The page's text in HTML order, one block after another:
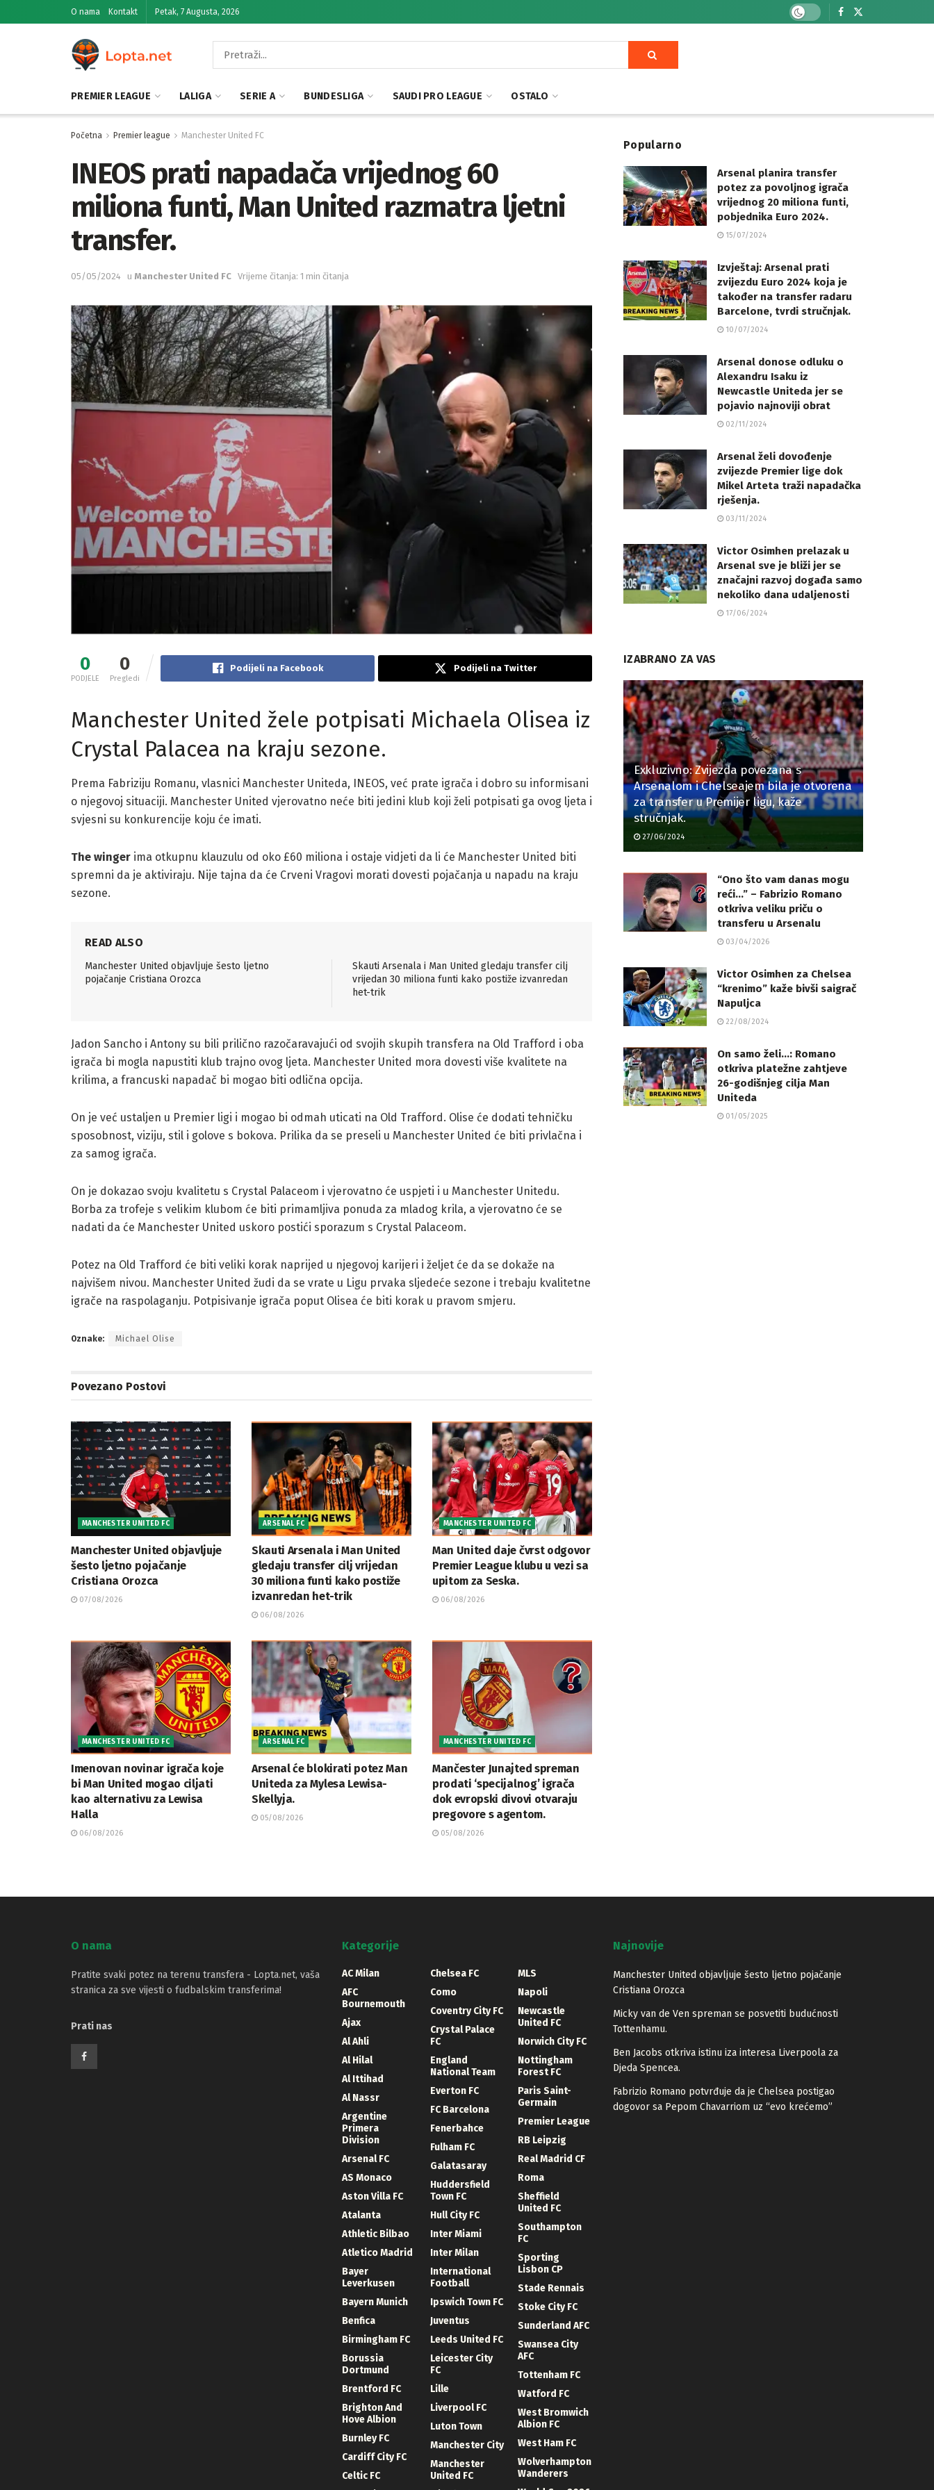
O nama Kontakt Petak, 7 Augusta, 2026
PREMIER LEAGUE LALIGA SERIE A BUNDESLIGA SAUDI PRO LEAGUE OSTALO
Početna Premier league Manchester United FC
INEOS prati napadača vrijednog 60
miliona funti, Man United razmatra ljetni
transfer.
05/05/2024 u Manchester United FC Vrijeme čitanja: 1 min čitanja
0
PODJELE
0
Pregledi
Podijeli na Facebook Podijeli na Twitter
Manchester United žele potpisati Michaela Olisea iz
Crystal Palacea na kraju sezone.
Prema Fabriziju Romanu, vlasnici Manchester Uniteda, INEOS, već prate igrača i dobro su informisani
o njegovoj situaciji. Manchester United vjerovatno neće biti jedini klub koji želi potpisati ga ovog ljeta i
svjesni su konkurencije koju će imati.
The winger ima otkupnu klauzulu od oko £60 miliona i ostaje vidjeti da li će Manchester United biti
spremni da je aktiviraju. Nije tajna da će Crveni Vragovi morati dovesti pojačanja u napadu na kraju
sezone.
READ ALSO
Manchester United objavljuje šesto ljetno
pojačanje Cristiana Orozca
Skauti Arsenala i Man United gledaju transfer cilj
vrijedan 30 miliona funti kako postiže izvanredan
het-trik
Jadon Sancho i Antony su bili prilično razočaravajući od svojih skupih transfera na Old Trafford i oba
igrača bi mogla napustiti klub trajno ovog ljeta. Manchester United mora dovesti više kvalitete na
krilima, a francuski napadač bi mogao biti odlična opcija.
On je već ustaljen u Premier ligi i mogao bi odmah uticati na Old Trafford. Olise će dodati tehničku
sposobnost, viziju, stil i golove s bokova. Prilika da se preseli u Manchester United će biti privlačna i
za samog igrača.
On je dokazao svoju kvalitetu s Crystal Palaceom i vjerovatno će uspjeti i u Manchester Unitedu.
Borba za trofeje s velikim klubom će biti primamljiva ponuda za mladog krila, a vjerovatno će se
nadati da će Manchester United uskoro postići sporazum s Crystal Palaceom.
Potez na Old Trafford će biti veliki korak naprijed u njegovoj karijeri i željet će da se dokaže na
najvišem nivou. Manchester United žudi da se vrate u Ligu prvaka sljedeće sezone i trebaju kvalitetne
igrače na raspolaganju. Potpisivanje igrača poput Olisea će biti korak u pravom smjeru.
Oznake: Michael Olise
Povezano Postovi
MANCHESTER UNITED FC
Manchester United objavljuje
šesto ljetno pojačanje
Cristiana Orozca
07/08/2026
ARSENAL FC
Skauti Arsenala i Man United
gledaju transfer cilj vrijedan
30 miliona funti kako postiže
izvanredan het-trik
06/08/2026
MANCHESTER UNITED FC
Man United daje čvrst odgovor
Premier League klubu u vezi sa
upitom za Seska.
06/08/2026
MANCHESTER UNITED FC
Imenovan novinar igrača koje
bi Man United mogao ciljati
kao alternativu za Lewisa
Halla
06/08/2026
ARSENAL FC
Arsenal će blokirati potez Man
Uniteda za Mylesa Lewisa-
Skellyja.
05/08/2026
MANCHESTER UNITED FC
Mančester Junajted spreman
prodati ‘specijalnog’ igrača
dok evropski divovi otvaraju
pregovore s agentom.
05/08/2026
Popularno
Arsenal planira transfer
potez za povoljnog igrača
vrijednog 20 miliona funti,
pobjednika Euro 2024.
15/07/2024
Izvještaj: Arsenal prati
zvijezdu Euro 2024 koja je
također na transfer radaru
Barcelone, tvrdi stručnjak.
10/07/2024
Arsenal donose odluku o
Alexandru Isaku iz
Newcastle Uniteda jer se
pojavio najnoviji obrat
02/11/2024
Arsenal želi dovođenje
zvijezde Premier lige dok
Mikel Arteta traži napadačka
rješenja.
03/11/2024
Victor Osimhen prelazak u
Arsenal sve je bliži jer se
značajni razvoj događa samo
nekoliko dana udaljenosti
17/06/2024
IZABRANO ZA VAS
Exkluzivno: Zvijezda povezana s
Arsenalom i Chelseajem bila je otvorena
za transfer u Premijer ligu, kaže
stručnjak.
27/06/2024
“Ono što vam danas mogu
reći…” – Fabrizio Romano
otkriva veliku priču o
transferu u Arsenalu
03/04/2026
Victor Osimhen za Chelsea
“krenimo” kaže bivši saigrač
Napuljca
22/08/2024
On samo želi…: Romano
otkriva platežne zahtjeve
26-godišnjeg cilja Man
Uniteda
01/05/2025
O nama
Pratite svaki potez na terenu transfera - Lopta.net, vaša
stranica za sve vijesti o fudbalskim transferima!
Prati nas
Kategorije
AC Milan
AFC
Bournemouth
Ajax
Al Ahli
Al Hilal
Al Ittihad
Al Nassr
Argentine
Primera
Division
Arsenal FC
AS Monaco
Aston Villa FC
Atalanta
Athletic Bilbao
Atletico Madrid
Bayer
Leverkusen
Bayern Munich
Benfica
Birmingham FC
Borussia
Dortmund
Brentford FC
Brighton And
Hove Albion
Burnley FC
Cardiff City FC
Celtic FC
Chelsea FC
Como
Coventry City FC
Crystal Palace
FC
England
National Team
Everton FC
FC Barcelona
Fenerbahce
Fulham FC
Galatasaray
Huddersfield
Town FC
Hull City FC
Inter Miami
Inter Milan
International
Football
Ipswich Town FC
Juventus
Leeds United FC
Leicester City
FC
Lille
Liverpool FC
Luton Town
Manchester City
Manchester
United FC
MLS
Napoli
Newcastle
United FC
Norwich City FC
Nottingham
Forest FC
Paris Saint-
Germain
Premier League
RB Leipzig
Real Madrid CF
Roma
Sheffield
United FC
Southampton
FC
Sporting
Lisbon CP
Stade Rennais
Stoke City FC
Sunderland AFC
Swansea City
AFC
Tottenham FC
Watford FC
West Bromwich
Albion FC
West Ham FC
Wolverhampton
Wanderers
Najnovije
Manchester United objavljuje šesto ljetno pojačanje
Cristiana Orozca
Micky van de Ven spreman se posvetiti budućnosti
Tottenhamu.
Ben Jacobs otkriva istinu iza interesa Liverpoola za
Djeda Spencea.
Fabrizio Romano potvrđuje da je Chelsea postigao
dogovor sa Pepom Chavarriom uz “evo krećemo”